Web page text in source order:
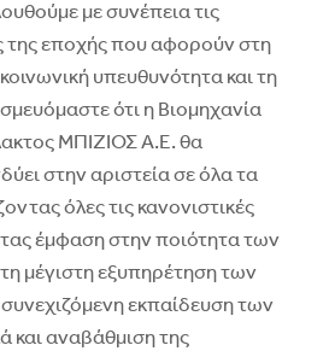
με συνέπεια τις
της εποχής που αφορούν στη
υπευθυνότητα και τη
ότι η Βιομηχανία
ΜΠΙΖΙΟΣ Α.Ε. θα
στην αριστεία σε όλα τα
όλες τις κανονιστικές
έμφαση στην ποιότητα των
μέγιστη εξυπηρέτηση των
εκπαίδευση των
και αναβάθμιση της